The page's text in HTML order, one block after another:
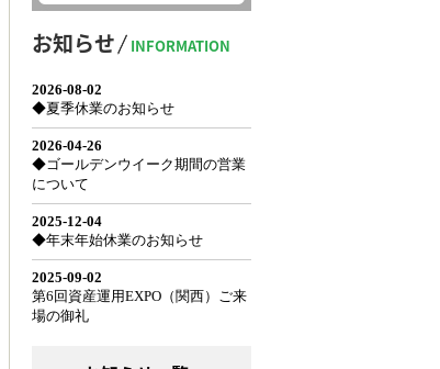
お知らせ INFORMATION